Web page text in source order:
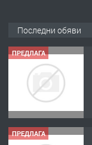
Последни обяви
ПРЕДЛАГА
ПРЕДЛАГА